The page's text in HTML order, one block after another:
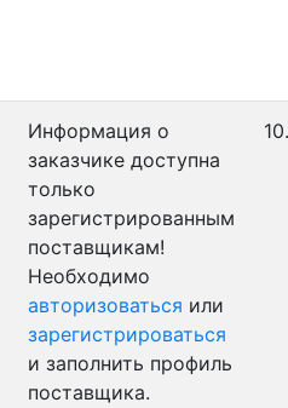
Информация о
заказчике доступна
только
зарегистрированным
поставщикам!
Необходимо
авторизоваться или
зарегистрироваться
и заполнить профиль
поставщика.